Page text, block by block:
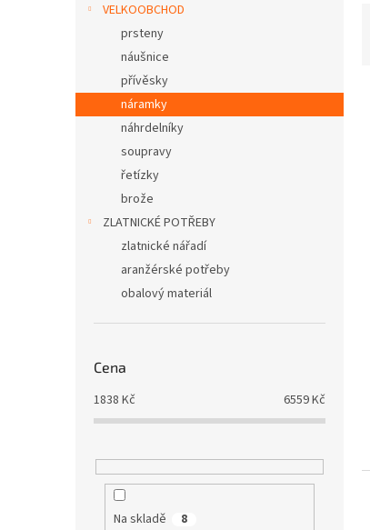
VELKOOBCHOD
prsteny
náušnice
přívěsky
náramky
náhrdelníky
soupravy
řetízky
brože
ZLATNICKÉ POTŘEBY
zlatnické nářadí
aranžérské potřeby
obalový materiál
Cena
1838 Kč 6559Kč
Na skladě 8